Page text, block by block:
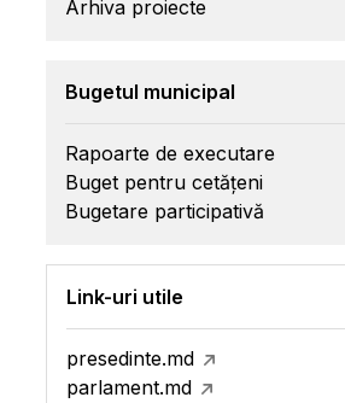
Arhiva proiecte
Bugetul municipal
Rapoarte de executare
Buget pentru cetățeni
Bugetare participativă
Link-uri utile
presedinte.md
parlament.md